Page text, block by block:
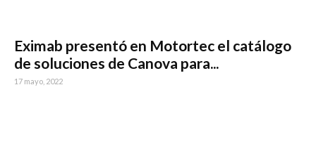
Eximab presentó en Motortec el catálogo
de soluciones de Canova para...
17 mayo, 2022